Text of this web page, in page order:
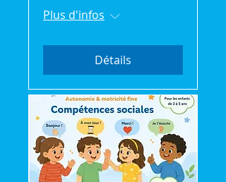
Plus d'infos
Détails